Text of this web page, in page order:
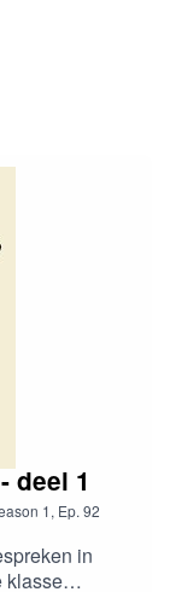
deel 1
1, Ep.92
in
klasse